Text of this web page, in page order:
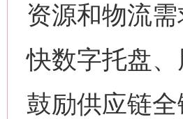
资源和物流
快数字托盘
鼓励供应链